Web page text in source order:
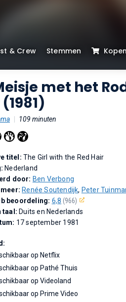
& Crew Stemmen Kopen
met het
109 minuten
titel: The Girl with the Red Hair
Nederland
door: Ben Verbong
Renée Soutendijk, Peter
beoordeling: 6,8 (966)
taal: Duits en Nederlands
17 september 1981
op Netflix
op Pathé Thuis
op Videoland
op Prime Video